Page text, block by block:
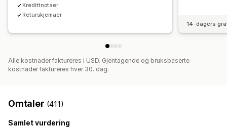
Kredittnotaer
Returskjemaer
14-dagers
Alle kostnader faktureres i USD. Gjentagende og bruksbaserte
kostnader faktureres hver 30. dag.
Omtaler (411)
Samlet vurdering